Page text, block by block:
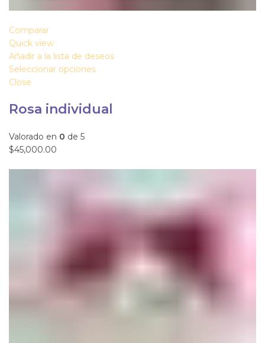
Comparar
Quick view
Añadir a la lista de deseos
Seleccionar opciones
Close
Rosa individual
Valorado en 0 de 5
$45,000.00